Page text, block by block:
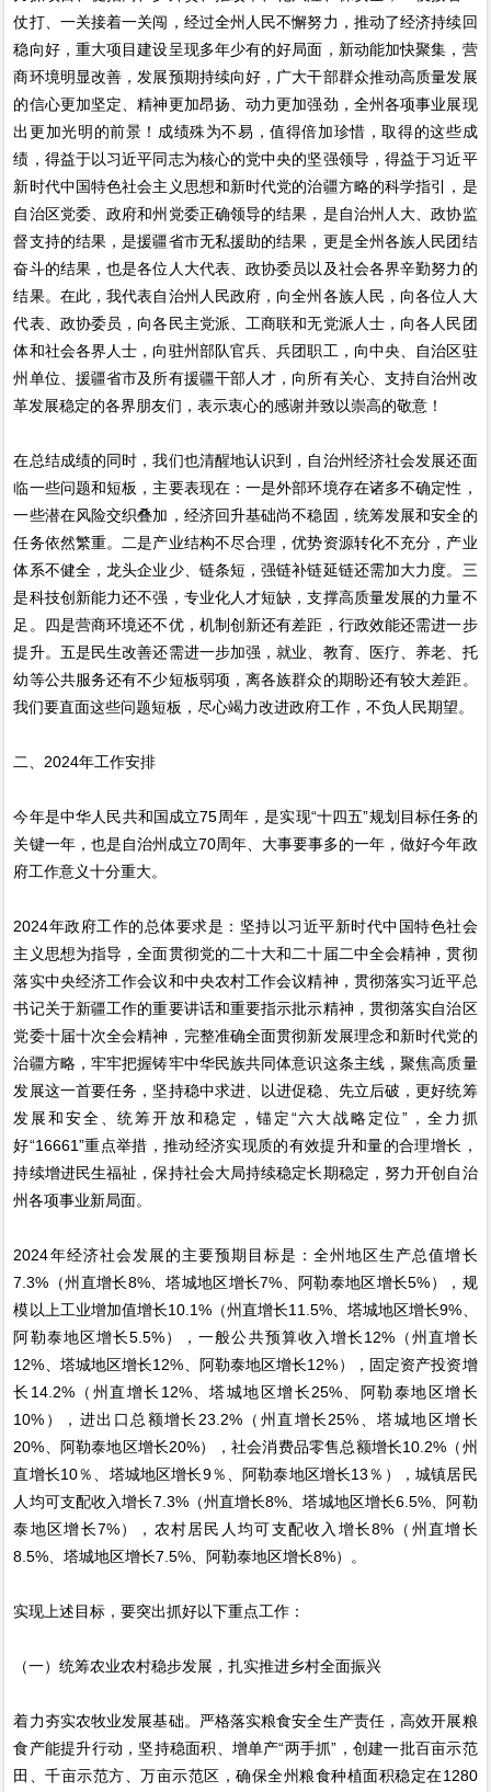
仗打、一关接着一关闯，经过全州人民不懈努力，推动了经济持续回
稳向好，重大项目建设呈现多年少有的好局面，新动能加快聚集，营
商环境明显改善，发展预期持续向好，广大干部群众推动高质量发展
的信心更加坚定、精神更加昂扬、动力更加强劲，全州各项事业展现
出更加光明的前景！成绩殊为不易，值得倍加珍惜，取得的这些成
绩，得益于以习近平同志为核心的党中央的坚强领导，得益于习近平
新时代中国特色社会主义思想和新时代党的治疆方略的科学指引，是
自治区党委、政府和州党委正确领导的结果，是自治州人大、政协监
督支持的结果，是援疆省市无私援助的结果，更是全州各族人民团结
奋斗的结果，也是各位人大代表、政协委员以及社会各界辛勤努力的
结果。在此，我代表自治州人民政府，向全州各族人民，向各位人大
代表、政协委员，向各民主党派、工商联和无党派人士，向各人民团
体和社会各界人士，向驻州部队官兵、兵团职工，向中央、自治区驻
州单位、援疆省市及所有援疆干部人才，向所有关心、支持自治州改
革发展稳定的各界朋友们，表示衷心的感谢并致以崇高的敬意！
在总结成绩的同时，我们也清醒地认识到，自治州经济社会发展还面
临一些问题和短板，主要表现在：一是外部环境存在诸多不确定性，
一些潜在风险交织叠加，经济回升基础尚不稳固，统筹发展和安全的
任务依然繁重。二是产业结构不尽合理，优势资源转化不充分，产业
体系不健全，龙头企业少、链条短，强链补链延链还需加大力度。三
是科技创新能力还不强，专业化人才短缺，支撑高质量发展的力量不
足。四是营商环境还不优，机制创新还有差距，行政效能还需进一步
提升。五是民生改善还需进一步加强，就业、教育、医疗、养老、托
幼等公共服务还有不少短板弱项，离各族群众的期盼还有较大差距。
我们要直面这些问题短板，尽心竭力改进政府工作，不负人民期望。
二、2024年工作安排
今年是中华人民共和国成立75周年，是实现“十四五”规划目标任务的
关键一年，也是自治州成立70周年、大事要事多的一年，做好今年政
府工作意义十分重大。
2024年政府工作的总体要求是：坚持以习近平新时代中国特色社会
主义思想为指导，全面贯彻党的二十大和二十届二中全会精神，贯彻
落实中央经济工作会议和中央农村工作会议精神，贯彻落实习近平总
书记关于新疆工作的重要讲话和重要指示批示精神，贯彻落实自治区
党委十届十次全会精神，完整准确全面贯彻新发展理念和新时代党的
治疆方略，牢牢把握铸牢中华民族共同体意识这条主线，聚焦高质量
发展这一首要任务，坚持稳中求进、以进促稳、先立后破，更好统筹
发展和安全、统筹开放和稳定，锚定“六大战略定位”，全力抓
好“16661”重点举措，推动经济实现质的有效提升和量的合理增长，
持续增进民生福祉，保持社会大局持续稳定长期稳定，努力开创自治
州各项事业新局面。
2024年经济社会发展的主要预期目标是：全州地区生产总值增长
7.3%（州直增长8%、塔城地区增长7%、阿勒泰地区增长5%），规
模以上工业增加值增长10.1%（州直增长11.5%、塔城地区增长9%、
阿勒泰地区增长5.5%），一般公共预算收入增长12%（州直增长
12%、塔城地区增长12%、阿勒泰地区增长12%），固定资产投资增
长14.2%（州直增长12%、塔城地区增长25%、阿勒泰地区增长
10%），进出口总额增长23.2%（州直增长25%、塔城地区增长
20%、阿勒泰地区增长20%），社会消费品零售总额增长10.2%（州
直增长10％、塔城地区增长9％、阿勒泰地区增长13％），城镇居民
人均可支配收入增长7.3%（州直增长8%、塔城地区增长6.5%、阿勒
泰地区增长7%），农村居民人均可支配收入增长8%（州直增长
8.5%、塔城地区增长7.5%、阿勒泰地区增长8%）。
实现上述目标，要突出抓好以下重点工作：
（一）统筹农业农村稳步发展，扎实推进乡村全面振兴
着力夯实农牧业发展基础。严格落实粮食安全生产责任，高效开展粮
食产能提升行动，坚持稳面积、增单产“两手抓”，创建一批百亩示范
田、千亩示范方、万亩示范区，确保全州粮食种植面积稳定在1280